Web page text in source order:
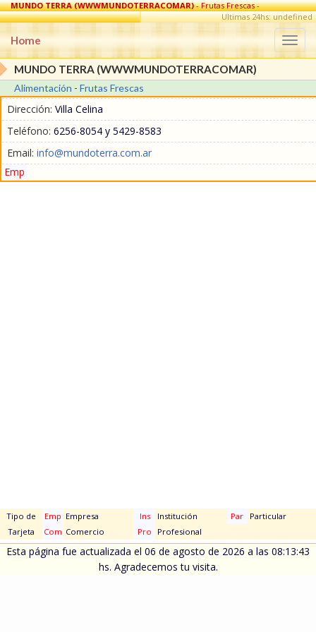
MUNDO TERRA (WWWMUNDOTERRACOMAR)- Frutas Frescas -
Alimentación en Villa Celina
Ultimas 24hs: undefined
Home
MUNDO TERRA (WWWMUNDOTERRACOMAR)
Alimentación - Frutas Frescas
Dirección: Villa Celina
Teléfono: 6256-8054 y 5429-8583
Email: info@mundoterra.com.ar
Emp
Tipo de
Tarjeta
Emp Empresa Ins Institución Par
Particular
Com Comercio Pro Profesional
Esta página fue actualizada el 06 de agosto de 2026 a las 08:13:43
hs. Agradecemos tu visita.